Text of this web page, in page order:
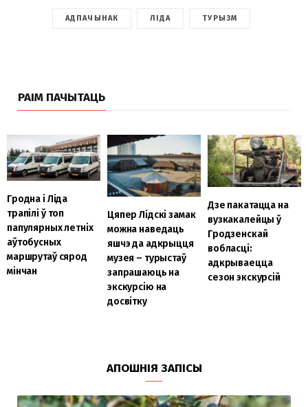
АДПАЧЫНАК ЛІДА ТУРЫЗМ
РАІМ ПАЧЫТАЦЬ
Гродна і Ліда
трапілі ў топ
папулярных летніх
аўтобусных
маршрутаў сярод
мінчан
Цяпер Лідскі замак
можна наведаць
яшчэ да адкрыцця
музея – турыстаў
запрашаюць на
экскурсію на
досвітку
Дзе пакатацца на
вузкакалейцы ў
Гродзенскай
вобласці:
адкрываецца
сезон экскурсій
АПОШНІЯ ЗАПІСЫ